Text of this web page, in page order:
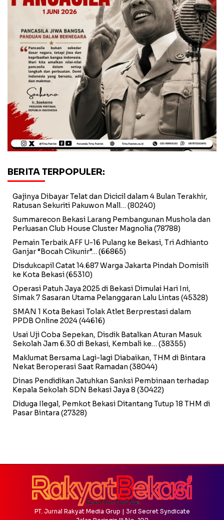
BERITA TERPOPULER:
Gajinya Dibayar Telat dan Dicicil dalam 4 Bulan Terakhir,
Ratusan Sekuriti Pakuwon Mall… (80240)
Summarecon Bekasi Larang Pembangunan Mushola dan
Perluasan Club House Cluster Magnolia (78788)
Pemain Terbaik AFF U-16 Pulang ke Bekasi, Tri Adhianto
Ganjar “Bocah Cikunir”… (66865)
Disdukcapil Catat 14.687 Warga Jakarta Pindah Domisili
ke Kota Bekasi(65310)
Operasi Patuh Jaya 2025 di Bekasi Dimulai Hari Ini,
Simak 7 Sasaran Utama Pelanggaran Lalu Lintas (45328)
SMAN 1 Kota Bekasi Tolak Atlet Berprestasi dalam
PPDB Online 2024(44616)
Usai Uji Coba Sepekan, Disdik Batalkan Aturan Masuk
Sekolah Jam 6.30 di Bekasi, Kembali ke… (38355)
Maklumat Bersama Lagi-lagi Diabaikan, THM di Bintara
Nekat Beroperasi Saat Ramadan (38044)
Dinas Pendidikan Jatuhkan Sanksi Pembinaan terhadap
Kepala Sekolah SDN Bekasi Jaya 8 (30422)
Diduga Ilegal, Pemkot Bekasi Ditantang Tutup 18 THM di
Pasar Bintara (27328)
PT. Jurnal Rakyat Media Grup | 3rd Secret Syndicate